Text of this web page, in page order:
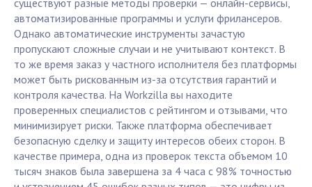
существуют разные методы проверки — онлайн-сервисы,
автоматизированные программы и услуги фрилансеров.
Однако автоматические инструменты зачастую
пропускают сложные случаи и не учитывают контекст. В
то же время заказ у частного исполнителя без платформы
может быть рискованным из-за отсутствия гарантий и
контроля качества. На Workzilla вы находите
проверенных специалистов с рейтингом и отзывами, что
минимизирует риски. Также платформа обеспечивает
безопасную сделку и защиту интересов обеих сторон. В
качестве примера, одна из проверок текста объемом 10
тысяч знаков была завершена за 4 часа с 98% точностью